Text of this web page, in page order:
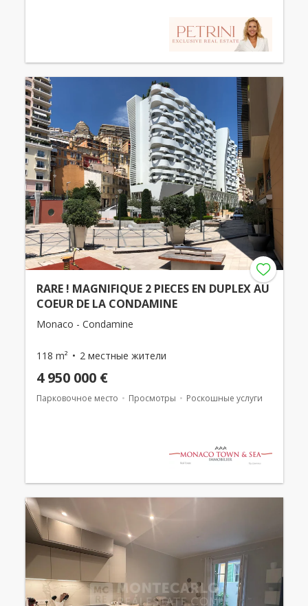
RARE ! MAGNIFIQUE 2 PIECES EN DUPLEX AU
COEUR DE LA CONDAMINE
Monaco - Condamine
118 m² 2 местные жители
4 950 000 €
Парковочное место Просмотры Роскошные услуги